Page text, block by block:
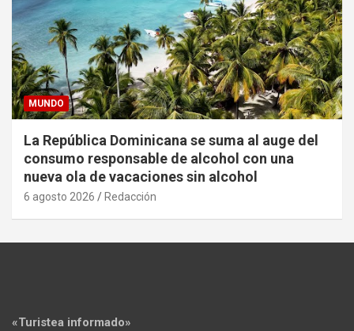
MUNDO
La República Dominicana se suma al auge del
consumo responsable de alcohol con una
nueva ola de vacaciones sin alcohol
6 agosto 2026 Redacción
«Turistea informado»